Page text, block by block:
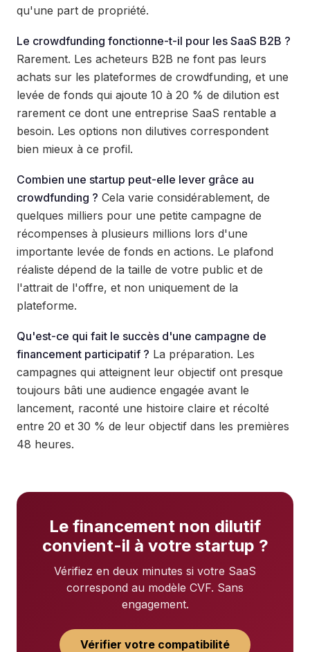
qu'une part de propriété.
Le crowdfunding fonctionne-t-il pour les SaaS B2B ?
Rarement. Les acheteurs B2B ne font pas leurs
achats sur les plateformes de crowdfunding, et une
levée de fonds qui ajoute 10 à 20 % de dilution est
rarement ce dont une entreprise SaaS rentable a
besoin. Les options non dilutives correspondent
bien mieux à ce profil.
Combien une startup peut-elle lever grâce au
crowdfunding ? Cela varie considérablement, de
quelques milliers pour une petite campagne de
récompenses à plusieurs millions lors d'une
importante levée de fonds en actions. Le plafond
réaliste dépend de la taille de votre public et de
l'attrait de l'offre, et non uniquement de la
plateforme.
Qu'est-ce qui fait le succès d'une campagne de
financement participatif ? La préparation. Les
campagnes qui atteignent leur objectif ont presque
toujours bâti une audience engagée avant le
lancement, raconté une histoire claire et récolté
entre 20 et 30 % de leur objectif dans les premières
48 heures.
Le financement non dilutif
convient-il à votre startup ?
Vérifiez en deux minutes si votre SaaS
correspond au modèle CVF. Sans
engagement.
Vérifier votre compatibilité